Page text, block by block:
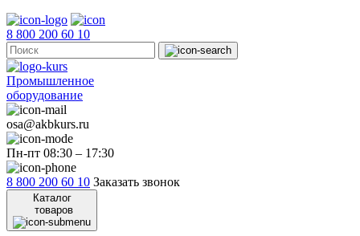
8 800 200 60 10
Промышленное
оборудование
osa@akbkurs.ru
Пн-пт 08:30 – 17:30
8 800 200 60 10 Заказать звонок
Каталог
товаров